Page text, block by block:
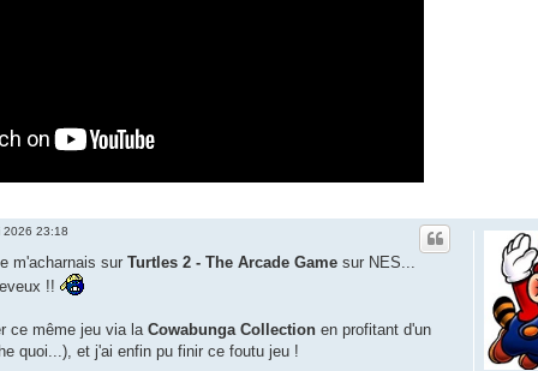
2026 23:18
m'acharnais sur Turtles 2 - The Arcade Game sur NES...
!!
ce même jeu via la Cowabunga Collection en profitant d'un
quoi...), et j'ai enfin pu finir ce foutu jeu !